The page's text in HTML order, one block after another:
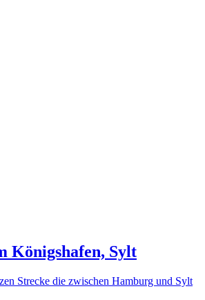
Königshafen, Sylt
Strecke die zwischen Hamburg und Sylt